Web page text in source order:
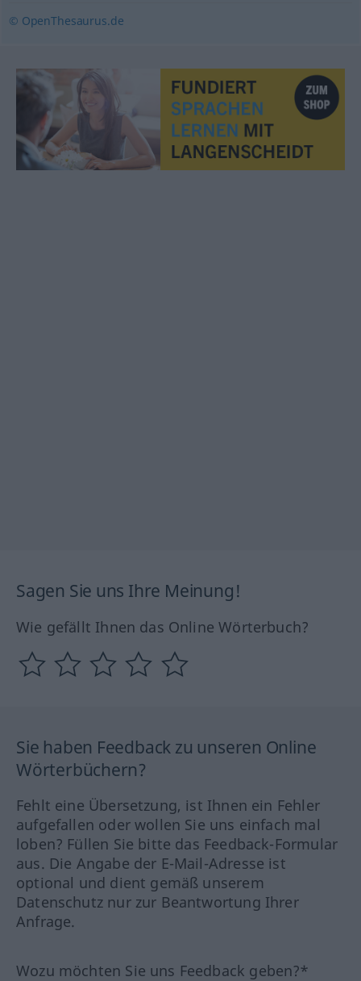
© OpenThesaurus.de
Sagen Sie uns Ihre Meinung!
Wie gefällt Ihnen das Online Wörterbuch?
Sie haben Feedback zu unseren Online
Wörterbüchern?
Fehlt eine Übersetzung, ist Ihnen ein Fehler
aufgefallen oder wollen Sie uns einfach mal
loben? Füllen Sie bitte das Feedback-Formular
aus. Die Angabe der E-Mail-Adresse ist
optional und dient gemäß unserem
Datenschutz nur zur Beantwortung Ihrer
Anfrage.
Wozu möchten Sie uns Feedback geben?*